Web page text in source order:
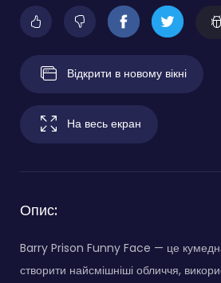
Відкрити в новому вікні
На весь екран
Опис:
Barry Prison Funny Face — це
створити найсмішніші обличчя,